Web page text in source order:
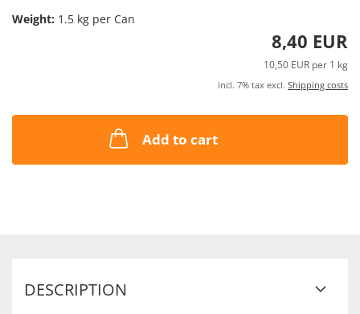
Weight: 1.5 kg per Can
8,40 EUR
10,50 EUR per 1 kg
incl. 7% tax excl. Shipping costs
Add to cart
DESCRIPTION